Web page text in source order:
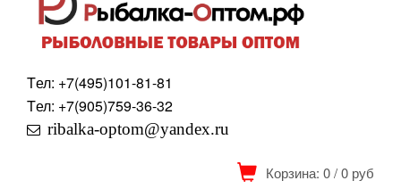
Tел: +7(495)101-81-81
Tел: +7(905)759-36-32
ribalka-optom@yandex.ru
Корзина: 0/0 руб